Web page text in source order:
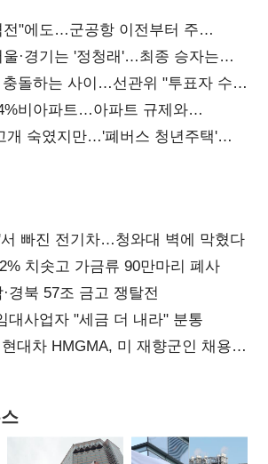
전"에도…군공항 이전부터 주
·경기는 '정청래'…최종 승자는
돌하는 사이…선관위 "투표자 수
비아파트…아파트 규제와
개 숙였지만…'폐버스 청년주택'
빠진 전기차…청와대 벽에 막혔다
치솟고 가금류 90만마리 폐사
경북 57조 금고 쟁탈전
사업자 "세금 더 내라" 분통
현대차 HMGMA, 미 재향군인 채용